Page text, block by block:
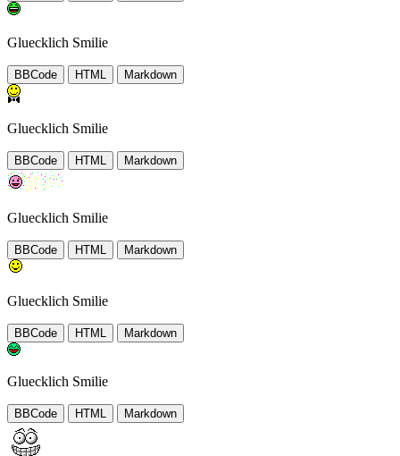
Gluecklich Smilie
BBCode HTML Markdown
Gluecklich Smilie
BBCode HTML Markdown
Gluecklich Smilie
BBCode HTML Markdown
Gluecklich Smilie
BBCode HTML Markdown
Gluecklich Smilie
BBCode HTML Markdown